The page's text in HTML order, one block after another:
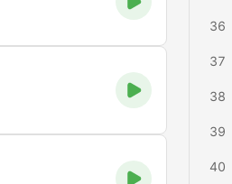
36
37
38
39
40